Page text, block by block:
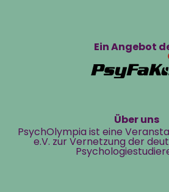
Ein Angebot
Über uns
PsychOlympia ist eine
e.V. zur Vernetzung der